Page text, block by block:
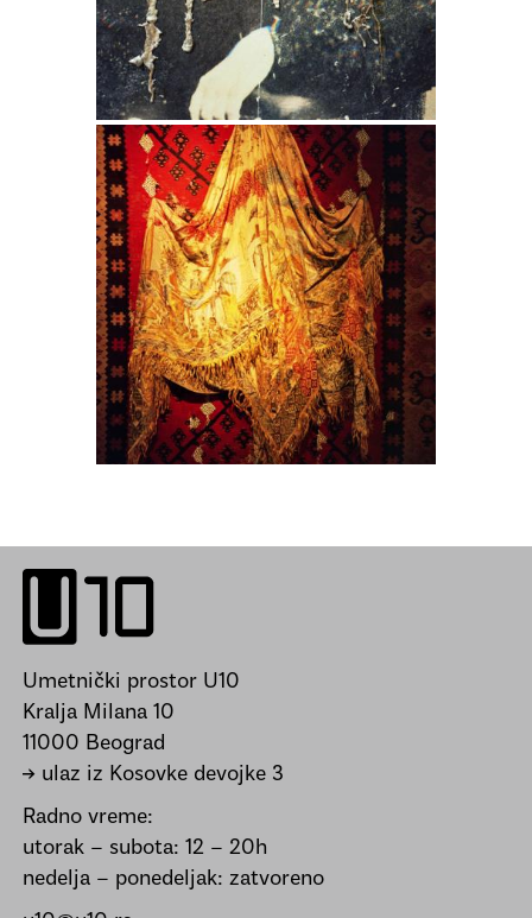
Umetnički prostor U10
Kralja Milana 10
11000 Beograd
→ ulaz iz Kosovke devojke 3
Radno vreme:
utorak – subota: 12 – 20h
nedelja – ponedeljak: zatvoreno